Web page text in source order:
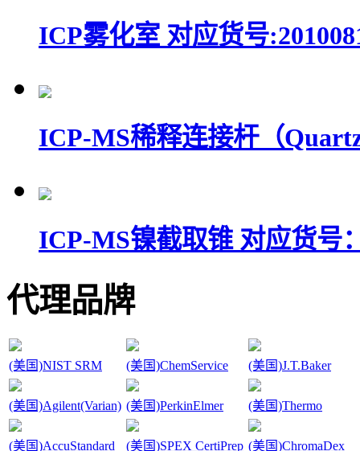
ICP雾化室 对应货号
ICP-MS稀释连接杆（
ICP-MS镍截取锥 对应货号
代理品牌
(美国)NIST SRM (美国)ChemService (美国)J.T.Baker
(美国)Agilent(Varian) (美国)PerkinElmer (美国)Thermo
(美国)AccuStandard (美国)SPEX CertiPrep (美国)ChromaDex